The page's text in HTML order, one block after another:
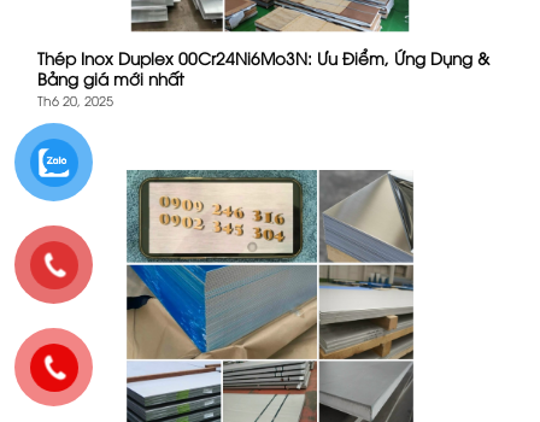
Thép Inox Duplex 00Cr24Ni6Mo3N: Ưu Điểm, Ứng Dụng &
Bảng giá mới nhất
Th6 20, 2025